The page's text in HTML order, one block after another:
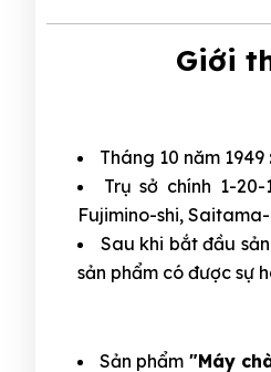
Giới
Tháng 10 năm 1949 :
Trụ sở chính 1-
Fujimino-shi,
Sau khi bắt đầu
sản phẩm có được sự
Sản phẩm "Máy